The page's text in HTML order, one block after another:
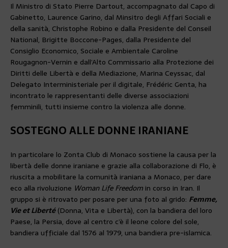
Il Ministro di Stato Pierre Dartout, accompagnato dal Capo di
Gabinetto, Laurence Garino, dal Minsitro degli Affari Sociali e
della sanità, Christophe Robino e dalla Presidente del Conseil
National, Brigitte Boccone-Pages, dalla Presidente del
Consiglio Economico, Sociale e Ambientale Caroline
Rougagnon-Vernin e dall’Alto Commissario alla Protezione dei
Diritti delle Libertà e della Mediazione, Marina Ceyssac, dal
Delegato Interministeriale per il digitale, Frédéric Genta, ha
incontrato le rappresentanti delle diverse associazioni
femminili, tutti insieme contro la violenza alle donne.
SOSTEGNO ALLE DONNE IRANIANE
In particolare lo Zonta Club di Monaco sostiene la causa per la
libertà delle donne iraniane e grazie alla collaborazione di Flo, è
riuscita a mobilitare la comunità iraniana a Monaco, per dare
eco alla rivoluzione Woman Life Freedom in corso in Iran. Il
gruppo si è ritrovato per posare per una foto al grido: Femme,
Vie et Liberté(Donna, Vita e Libertà), con la bandiera del loro
Paese, la Persia, dove al centro c’è il leone colore del sole,
bandiera ufficiale dal 1576 al 1979, una bandiera pre-islamica.